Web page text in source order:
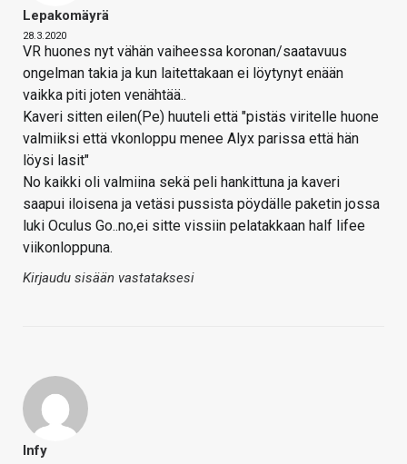
Lepakomäyrä
28.3.2020
VR huones nyt vähän vaiheessa koronan/saatavuus
ongelman takia ja kun laitettakaan ei löytynyt enään
vaikka piti joten venähtää..
Kaveri sitten eilen(Pe) huuteli että "pistäs viritelle huone
valmiiksi että vkonloppu menee Alyx parissa että hän
löysi lasit"
No kaikki oli valmiina sekä peli hankittuna ja kaveri
saapui iloisena ja vetäsi pussista pöydälle paketin jossa
luki Oculus Go..no,ei sitte vissiin pelatakkaan half lifee
viikonloppuna.
Kirjaudu sisään vastataksesi
Infy